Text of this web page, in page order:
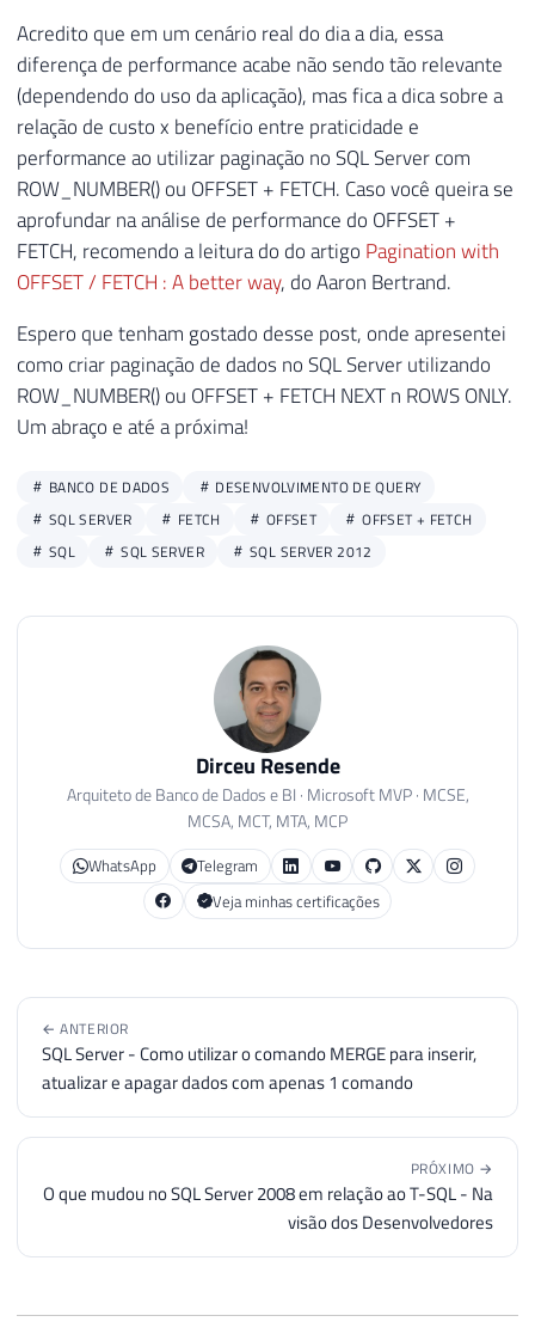
Acredito que em um cenário real do dia a dia, essa
diferença de performance acabe não sendo tão relevante
(dependendo do uso da aplicação), mas fica a dica sobre a
relação de custo x benefício entre praticidade e
performance ao utilizar paginação no SQL Server com
ROW_NUMBER() ou OFFSET + FETCH. Caso você queira se
aprofundar na análise de performance do OFFSET +
FETCH, recomendo a leitura do do artigo Pagination with
OFFSET / FETCH : A better way, do Aaron Bertrand.
Espero que tenham gostado desse post, onde apresentei
como criar paginação de dados no SQL Server utilizando
ROW_NUMBER() ou OFFSET + FETCH NEXT n ROWS ONLY.
Um abraço e até a próxima!
BANCO DE DADOS
DESENVOLVIMENTO DE QUERY
SQL SERVER
FETCH OFFSET
OFFSET + FETCH
SQL
SQL SERVER SQL SERVER 2012
Dirceu Resende
Arquiteto de Banco de Dados e BI · Microsoft MVP · MCSE,
MCSA, MCT, MTA, MCP
WhatsApp
Telegram
Veja minhas certificações
← ANTERIOR
SQL Server - Como utilizar o comando MERGE para inserir,
atualizar e apagar dados com apenas 1 comando
PRÓXIMO →
O que mudou no SQL Server 2008 em relação ao T-SQL - Na
visão dos Desenvolvedores